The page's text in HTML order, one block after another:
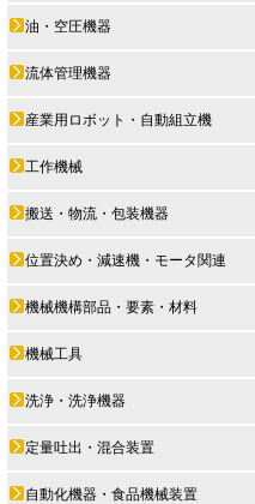
油・空圧機器
流体管理機器
産業用ロボット・自動組立機
工作機械
搬送・物流・包装機器
位置決め・減速機・モータ関連
機械機構部品・要素・材料
機械工具
洗浄・洗浄機器
定量吐出・混合装置
自動化機器・食品機械装置